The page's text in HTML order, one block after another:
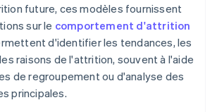
future, ces modèles fournissent
sur le comportement d'attrition
d'identifier les tendances, les
raisons de l'attrition, souvent à l'aide
de regroupement ou d'analyse des
principales.